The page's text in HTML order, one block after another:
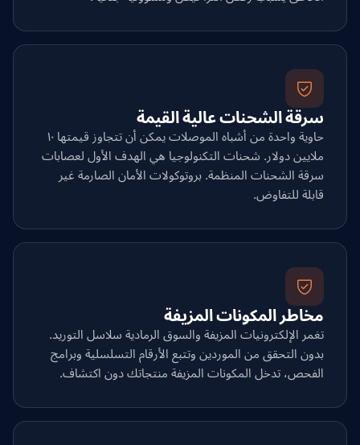
سرقة الشحنات عالية القيمة
حاوية واحدة من أشباه الموصلات يمكن أن تتجاوز قيمتها ١٠
ملايين دولار. شحنات التكنولوجيا هي الهدف الأول لعصابات
سرقة الشحنات المنظمة. بروتوكولات الأمان الصارمة غير
قابلة للتفاوض.
مخاطر المكونات المزيفة
تغمر الإلكترونيات المزيفة والسوق الرمادية سلاسل التوريد.
بدون التحقق من الموردين وتتبع الأرقام التسلسلية وبرامج
الفحص، تدخل المكونات المزيفة منتجاتك دون اكتشاف.